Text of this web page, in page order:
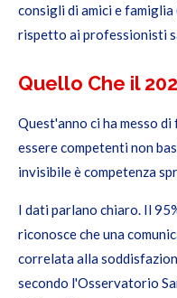
consigli di amici e famiglia
rispetto ai professionisti
Quello Che il
Quest'anno ci ha messo
essere competenti non
invisibile è competenza
I dati parlano chiaro. Il
riconosce che una
correlata alla
secondo l'Osservatorio